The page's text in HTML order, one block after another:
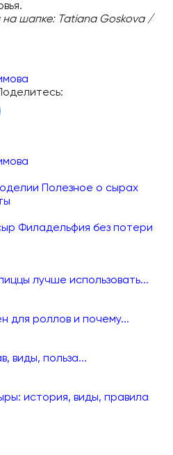
на шапке: Tatiana Goskova /
Полезное о сырах
Филадельфия без потери
лучше использовать...
для роллов и почему...
виды, польза...
история, виды, правила